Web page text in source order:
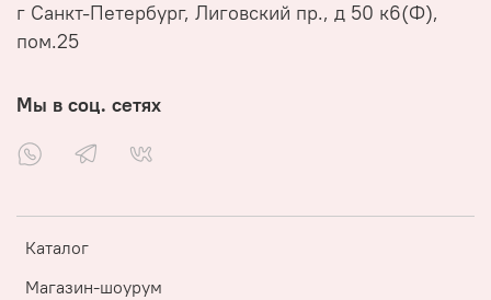
Каталог
Магазин-шоурум
г Санкт-Петербург, Лиговский пр., д 50 к6(Ф),
пом.25
Мы в соц. сетях